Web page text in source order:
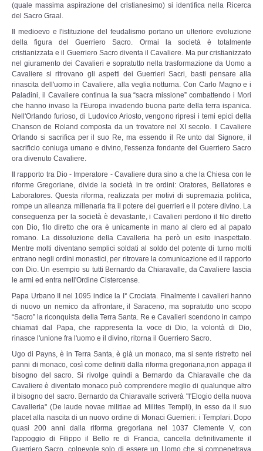
Documenti 1940 - 2000
Documenti dal 2000 ad oggi
Super Guest
MULTIMEDIA
Canzoniere
Filmati
Gallerie fotografiche
Discimus Vitae
Archivio Trasmissioni Radio 23 settembre
RADIO FENICE
Trasmissioni Radio Fenice
Trasmissioni Youtube
Palinsesto
SITEMAP
(quale massima aspirazione del cristianesimo) si identifica nella Ricerca
del Sacro Graal.
Il medioevo e l'istituzione del feudalismo portano un ulteriore evoluzione
della figura del Guerriero Sacro. Ormai la società è totalmente
cristianizzata e il Guerriero Sacro diventa il Cavaliere. Ma pur cristianizzato
nel giuramento dei Cavalieri e sopratutto nella trasformazione da Uomo a
Cavaliere si ritrovano gli aspetti dei Guerrieri Sacri, basti pensare alla
rinascita dell'uomo in Cavaliere, alla veglia notturna. Con Carlo Magno e i
Paladini, il Cavaliere continua la sua “sacra missione” combattendo i Mori
che hanno invaso la l'Europa invadendo buona parte della terra ispanica.
Nell'Orlando furioso, di Ludovico Ariosto, vengono ripresi i temi epici della
Chanson de Roland composta da un trovatore nel XI secolo. Il Cavaliere
Orlando si sacrifica per il suo Re, ma essendo il Re unto dal Signore, il
sacrificio coniuga umano e divino, l'essenza fondante del Guerriero Sacro
ora divenuto Cavaliere.
Il rapporto tra Dio - Imperatore - Cavaliere dura sino a che la Chiesa con le
riforme Gregoriane, divide la società in tre ordini: Oratores, Bellatores e
Laboratores. Questa riforma, realizzata per motivi di supremazia politica,
rompe un alleanza millenaria fra il potere dei guerrieri e il potere divino. La
conseguenza per la società è devastante, i Cavalieri perdono il filo diretto
con Dio, filo diretto che ora è unicamente in mano al clero ed al papato
romano. La dissoluzione della Cavalleria ha però un esito inaspettato.
Mentre molti diventano semplici soldati al soldo del potente di turno molti
entrano negli ordini monastici, per ritrovare la comunicazione ed il rapporto
con Dio. Un esempio su tutti Bernardo da Chiaravalle, da Cavaliere lascia
le armi ed entra nell'Ordine Cistercense.
Papa Urbano II nel 1095 indice la I° Crociata. Finalmente i cavalieri hanno
di nuovo un nemico da affrontare, il Saraceno, ma sopratutto uno scopo
“Sacro” la riconquista della Terra Santa. Re e Cavalieri scendono in campo
chiamati dal Papa, che rappresenta la voce di Dio, la volontà di Dio,
rinasce l'unione fra l'uomo e il divino, ritorna il Guerriero Sacro.
Ugo di Payns, è in Terra Santa, è già un monaco, ma si sente ristretto nei
panni di monaco, così come definiti dalla riforma gregoriana,non appaga il
bisogno del sacro. Si rivolge quindi a Bernardo da Chiaravalle che da
Cavaliere è diventato monaco può comprendere meglio di qualunque altro
il bisogno del sacro. Bernardo da Chiaravalle scriverà "l'Elogio della nuova
Cavalleria" (De laude novae militiae ad Milites Templi), in esso da il suo
placet alla nascita di un nuovo ordine di Monaci Guerrieri: i Templari. Dopo
quasi 200 anni dalla riforma gregoriana nel 1037 Clemente V, con
l'appoggio di Filippo il Bello re di Francia, cancella definitivamente il
Guerriero Sacro, colpevole solo di essere un Uomo che si compenetrava